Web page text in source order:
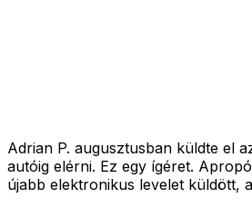
Adrian P. augusztusban küldte el
autóig elérni. Ez egy ígéret.
újabb elektronikus levelet küldött,